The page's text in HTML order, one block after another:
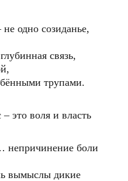
созиданье,
связь,
трупами.
воля и власть
боли
дикие